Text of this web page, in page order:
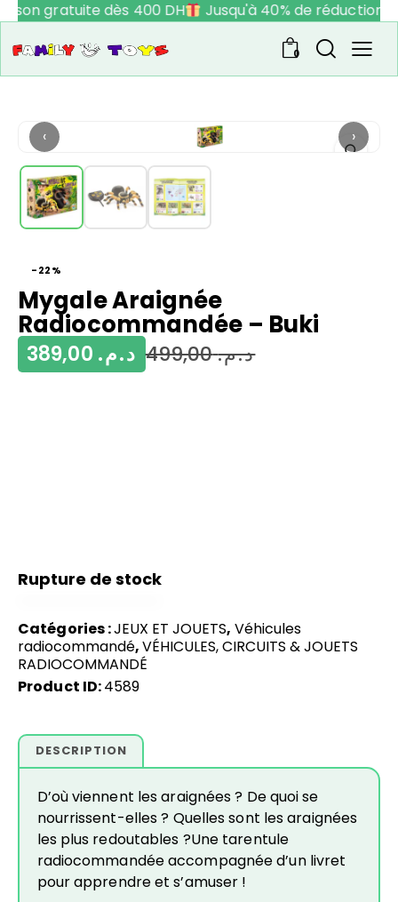
gratuite dès 400 DH Jusqu'à 40% de réduction
0
‹ ›
-22%
Mygale Araignée
Radiocommandée – Buki
د.م.499,00 د.م.
Rupture de stock
Catégories :JEUX ET JOUETS, Véhicules
radiocommandé,VÉHICULES, CIRCUITS & JOUETS
RADIOCOMMANDÉ
Product ID:4589
DESCRIPTION
D’où viennent les araignées ? De quoi se
nourrissent-elles ? Quelles sont les araignées
les plus redoutables ?Une tarentule
radiocommandée accompagnée d’un livret
pour apprendre et s’amuser !